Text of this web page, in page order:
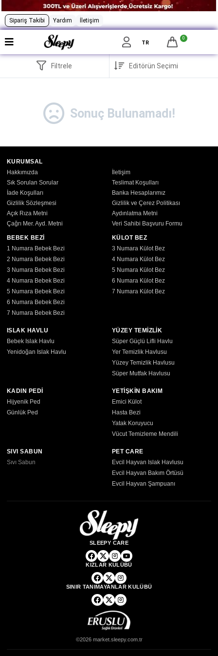
Sipariş Takibi Yardım İletişim
TR
0
Filtrele
Sonuç Bulunamadı!
KURUMSAL
Hakkımızda
İletişim
Sık Sorulan Sorular
Teslimat Koşulları
İade Koşulları
Banka Hesaplarımız
Gizlilik Sözleşmesi
Gizlilik ve Çerez Politikası
Açık Rıza Metni
Aydınlatma Metni
Çağrı Mer. Ayd. Metni
Veri Sahibi Başvuru Formu
BEBEK BEZİ
1 Numara Bebek Bezi
2 Numara Bebek Bezi
3 Numara Bebek Bezi
4 Numara Bebek Bezi
5 Numara Bebek Bezi
6 Numara Bebek Bezi
7 Numara Bebek Bezi
KÜLOT BEZ
3 Numara Külot Bez
4 Numara Külot Bez
5 Numara Külot Bez
6 Numara Külot Bez
7 Numara Külot Bez
ISLAK HAVLU
Bebek Islak Havlu
Yenidoğan Islak Havlu
YÜZEY TEMİZLİK
Süper Güçlü Lifli Havlu
Yer Temizlik Havlusu
Yüzey Temizlik Havlusu
Süper Mutfak Havlusu
KADIN PEDİ
Hijyenik Ped
Günlük Ped
YETİŞKİN BAKIM
Emici Külot
Hasta Bezi
Yatak Koruyucu
Vücut Temizleme Mendili
SIVI SABUN
Sıvı Sabun
PET CARE
Evcil Hayvan Islak Havlusu
Evcil Hayvan Bakım Örtüsü
Evcil Hayvan Şampuanı
SLEEPY CARE
KIZLAR KULÜBÜ
SINIR TANIMAYANLAR KULÜBÜ
©2026 market.sleepy.com.tr